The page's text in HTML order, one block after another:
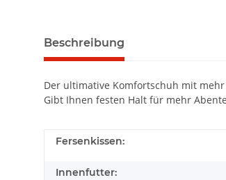
Beschreibung
Der ultimative Komfortschuh mit mehr
Gibt Ihnen festen Halt für mehr
Fersenkissen:
Innenfutter: